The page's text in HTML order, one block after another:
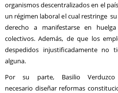
organismos descentralizados en el
un régimen laboral el cual restringe
derecho a manifestarse en
colectivos. Además, de que los
despedidos injustificadamente no
alguna.
Por su parte, Basilio
necesario diseñar reformas